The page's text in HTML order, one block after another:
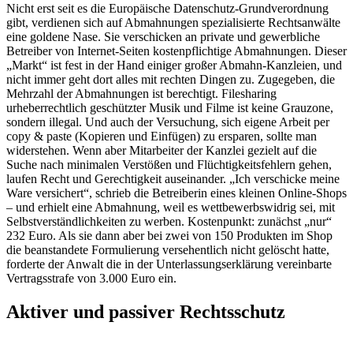
Nicht erst seit es die Europäische Datenschutz-Grundverordnung
gibt, verdienen sich auf Abmahnungen spezialisierte Rechtsanwälte
eine goldene Nase. Sie verschicken an private und gewerbliche
Betreiber von Internet-Seiten kostenpflichtige Abmahnungen. Dieser
„Markt“ ist fest in der Hand einiger großer Abmahn-Kanzleien, und
nicht immer geht dort alles mit rechten Dingen zu. Zugegeben, die
Mehrzahl der Abmahnungen ist berechtigt. Filesharing
urheberrechtlich geschützter Musik und Filme ist keine Grauzone,
sondern illegal. Und auch der Versuchung, sich eigene Arbeit per
copy & paste (Kopieren und Einfügen) zu ersparen, sollte man
widerstehen. Wenn aber Mitarbeiter der Kanzlei gezielt auf die
Suche nach minimalen Verstößen und Flüchtigkeitsfehlern gehen,
laufen Recht und Gerechtigkeit auseinander. „Ich verschicke meine
Ware versichert“, schrieb die Betreiberin eines kleinen Online-Shops
– und erhielt eine Abmahnung, weil es wettbewerbswidrig sei, mit
Selbstverständlichkeiten zu werben. Kostenpunkt: zunächst „nur“
232 Euro. Als sie dann aber bei zwei von 150 Produkten im Shop
die beanstandete Formulierung versehentlich nicht gelöscht hatte,
forderte der Anwalt die in der Unterlassungserklärung vereinbarte
Vertragsstrafe von 3.000 Euro ein.
Aktiver und passiver Rechtsschutz